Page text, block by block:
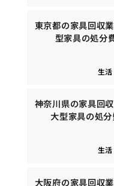
東京都の家具回収
型家具の処分
生活
神奈川県の家具回
大型家具の処
生活
大阪府の家具回収